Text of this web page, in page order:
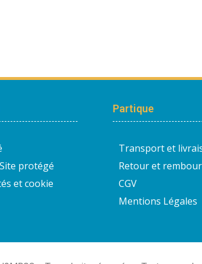
protégé
et cookie
Partique
Transport et
Retour et
CGV
Mentions Légales